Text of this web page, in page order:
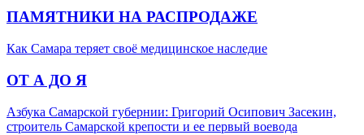
ПАМЯТНИКИ НА РАСПРОДАЖЕ
Как Самара теряет своё медицинское наследие
ОТ А ДО Я
Азбука Самарской губернии: Григорий Осипович Засекин,
строитель Самарской крепости и ее первый воевода